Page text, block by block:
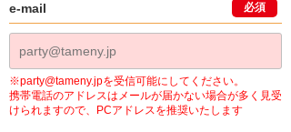
e-mail 必須
※party@tameny.jpを受信可能にしてください。
携帯電話のアドレスはメールが届かない場合が多く見受
けられますので、PCアドレスを推奨いたします